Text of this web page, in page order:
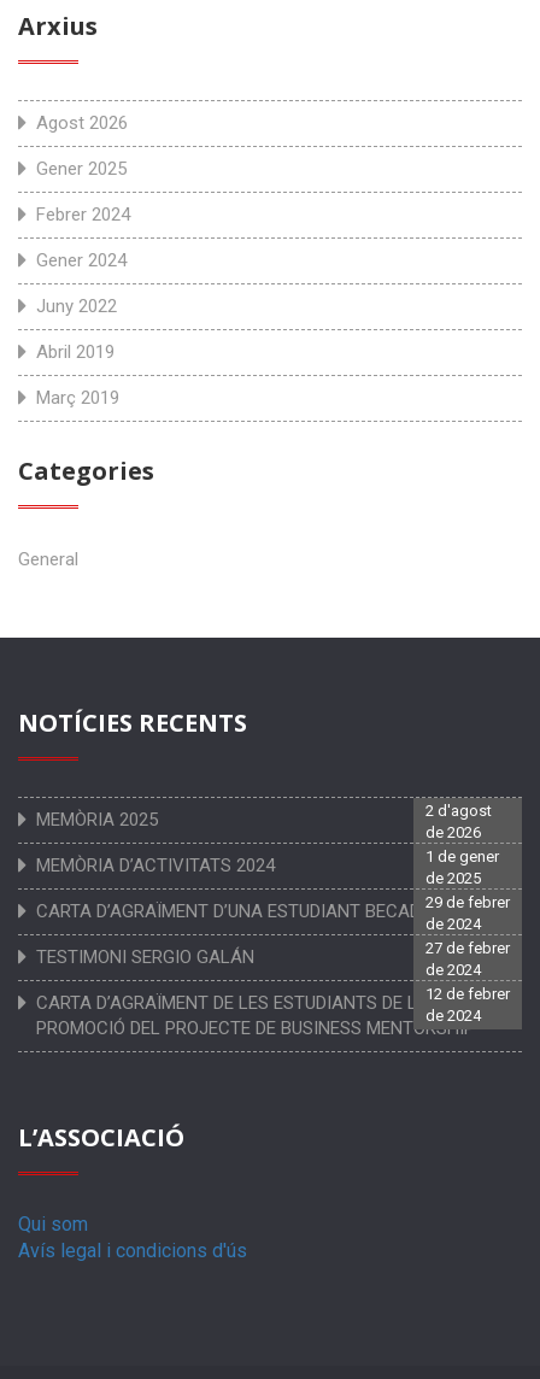
Arxius
Agost 2026
Gener 2025
Febrer 2024
Gener 2024
Juny 2022
Abril 2019
Març 2019
Categories
General
NOTÍCIES RECENTS
MEMÒRIA 2025
2 d'agost
de 2026
MEMÒRIA D’ACTIVITATS 2024
1 de gener
de 2025
CARTA D’AGRAÏMENT D’UNA ESTUDIANT BECADA29 de febrer
de 2024
TESTIMONI SERGIO GALÁN
27 de febrer
de 2024
CARTA D’AGRAÏMENT DE LES ESTUDIANTS DE LA PRIMERA
PROMOCIÓ DEL PROJECTE DE BUSINESS MENTORSHIP
12 de febrer
de 2024
L’ASSOCIACIÓ
Qui som
Avís legal i condicions d'ús